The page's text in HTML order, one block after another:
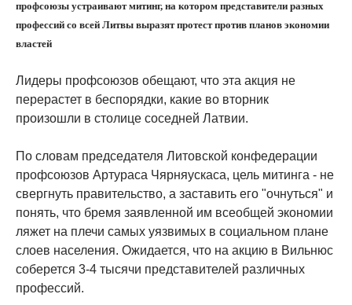
профсоюзы устраивают митинг, на котором представители разных
профессий со всей Литвы выразят протест против планов экономии
властей
Лидеры профсоюзов обещают, что эта акция не
перерастет в беспорядки, какие во вторник
произошли в столице соседней Латвии.
По словам председателя Литовской конфедерации
профсоюзов Артураса Чярняускаса, цель митинга - не
свергнуть правительство, а заставить его "очнуться" и
понять, что бремя заявленной им всеобщей экономии
ляжет на плечи самых уязвимых в социальном плане
слоев населения. Ожидается, что на акцию в Вильнюс
соберется 3-4 тысячи представителей различных
профессий.